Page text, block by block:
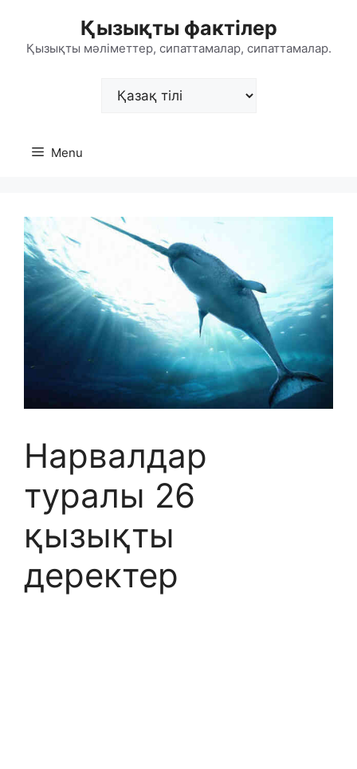
content
Қызықты фактілер
Қызықты мәліметтер, сипаттамалар, сипаттамалар.
Choose
Menu
Нарвалдар
туралы 26
қызықты
деректер